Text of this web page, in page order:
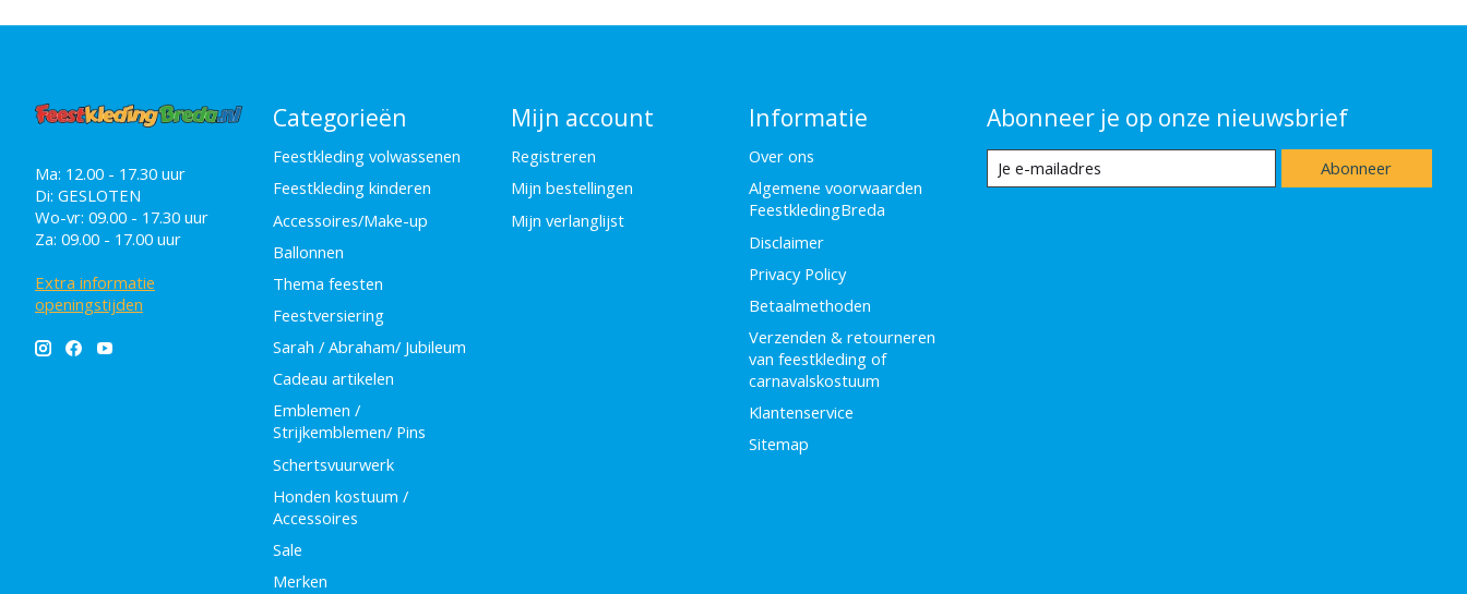
Ma: 12.00 - 17.30 uur
Di: GESLOTEN
Wo-vr: 09.00 - 17.30 uur
Za: 09.00 - 17.00 uur
Extra informatie
openingstijden
Categorieën
Feestkleding volwassenen
Feestkleding kinderen
Accessoires/Make-up
Ballonnen
Thema feesten
Feestversiering
Sarah / Abraham/ Jubileum
Cadeau artikelen
Emblemen /
Strijkemblemen/ Pins
Schertsvuurwerk
Honden kostuum /
Accessoires
Sale
Merken
Mijn account
Registreren
Mijn bestellingen
Mijn verlanglijst
Informatie
Over ons
Algemene voorwaarden
FeestkledingBreda
Disclaimer
Privacy Policy
Betaalmethoden
Verzenden & retourneren
van feestkleding of
carnavalskostuum
Klantenservice
Sitemap
Abonneer je op onze nieuwsbrief
Abonneer